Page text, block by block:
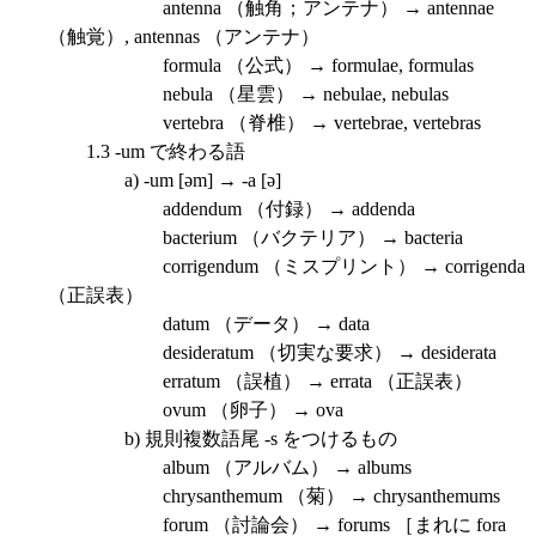
antenna （触角；アンテナ） → antennae
（触覚）, antennas （アンテナ）
formula （公式） → formulae, formulas
nebula （星雲） → nebulae, nebulas
vertebra （脊椎） → vertebrae, vertebras
1.3 -um で終わる語
a) -um [əm] → -a [ə]
addendum （付録） → addenda
bacterium （バクテリア） → bacteria
corrigendum （ミスプリント） → corrigenda
（正誤表）
datum （データ） → data
desideratum （切実な要求） → desiderata
erratum （誤植） → errata （正誤表）
ovum （卵子） → ova
b) 規則複数語尾 -s をつけるもの
album （アルバム） → albums
chrysanthemum （菊） → chrysanthemums
forum （討論会） → forums ［まれに fora